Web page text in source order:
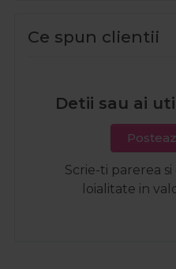
Ce spun clientii
Detii sau ai
Scrie-ti parerea
loialitate in